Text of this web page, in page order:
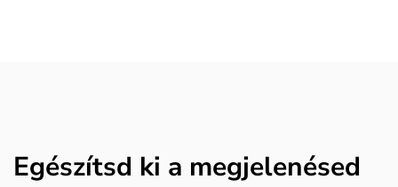
Egészítsd ki a megjelenésed